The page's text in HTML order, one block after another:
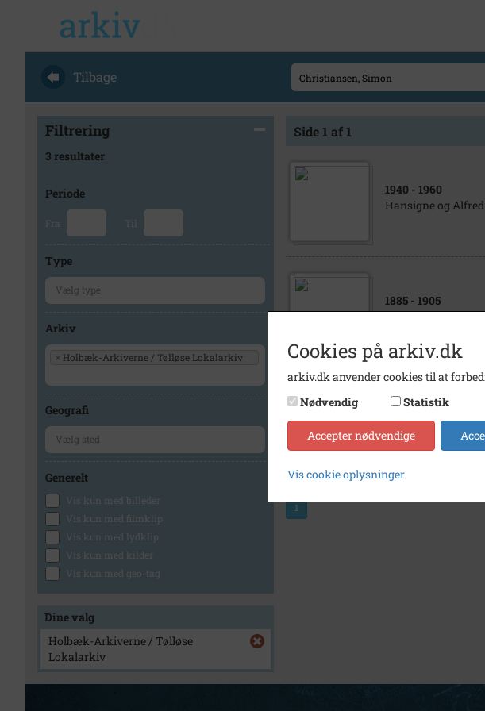
Tilbage
Filtrering
3 resultater
Periode
Fra Til
Type
Arkiv
× Holbæk-Arkiverne / Tølløse Lokalarkiv
Geografi
Generelt
Vis kun med billeder
Vis kun med filmklip
Vis kun med lydklip
Vis kun med kilder
Vis kun med geo-tag
Dine valg
Holbæk-Arkiverne / Tølløse
Lokalarkiv
Side 1 af 1
1940 - 1960
Hansigne og
1885 - 1905
Ugerløse smedje
1890- 1920
Ugerløse Smedje,
1
Cookies på arkiv.dk
arkiv.dk anvender cookies til at
Nødvendig
Statistik
Accepter nødvendige
Vis cookie oplysninger